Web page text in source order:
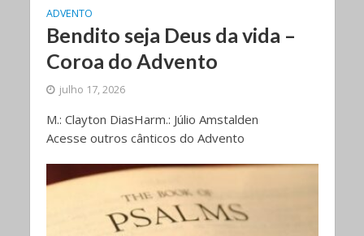
ADVENTO
Bendito seja Deus da vida –
Coroa do Advento
julho 17, 2026
M.: Clayton DiasHarm.: Júlio Amstalden
Acesse outros cânticos do Advento